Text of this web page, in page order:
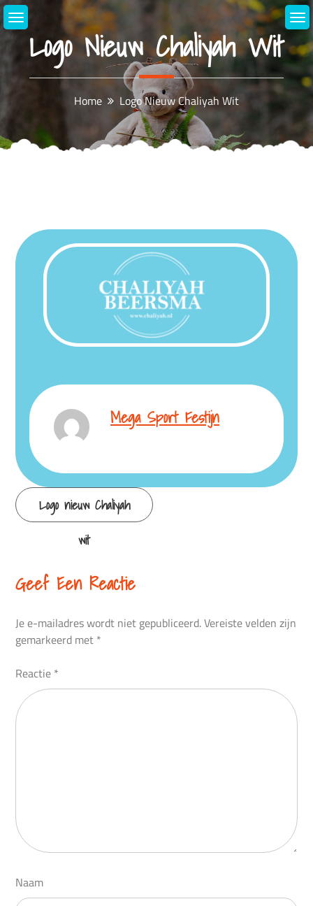
Skip
to
contentLogo Nieuw Chaliyah Wit
Home Logo Nieuw Chaliyah Wit
Mega Sport Festijn
Continue
Reading
Logo nieuw Chaliyah
wit
Geef Een Reactie
Je e-mailadres wordt niet gepubliceerd.Vereiste velden zijn
gemarkeerd met *
Reactie *
Naam